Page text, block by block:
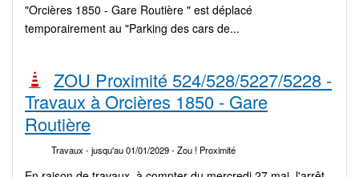
"Orcières 1850 - Gare Routière " est déplacé
temporairement au "Parking des cars de...
ZOU Proximité 524/528/5227/5228 -
Travaux à Orcières 1850 - Gare
Routière
Travaux - jusqu'au 01/01/2029- Zou ! Proximité